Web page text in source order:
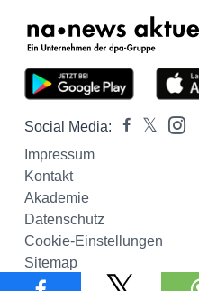
Social Media:
Impressum
Kontakt
Akademie
Datenschutz
Cookie-Einstellungen
Sitemap